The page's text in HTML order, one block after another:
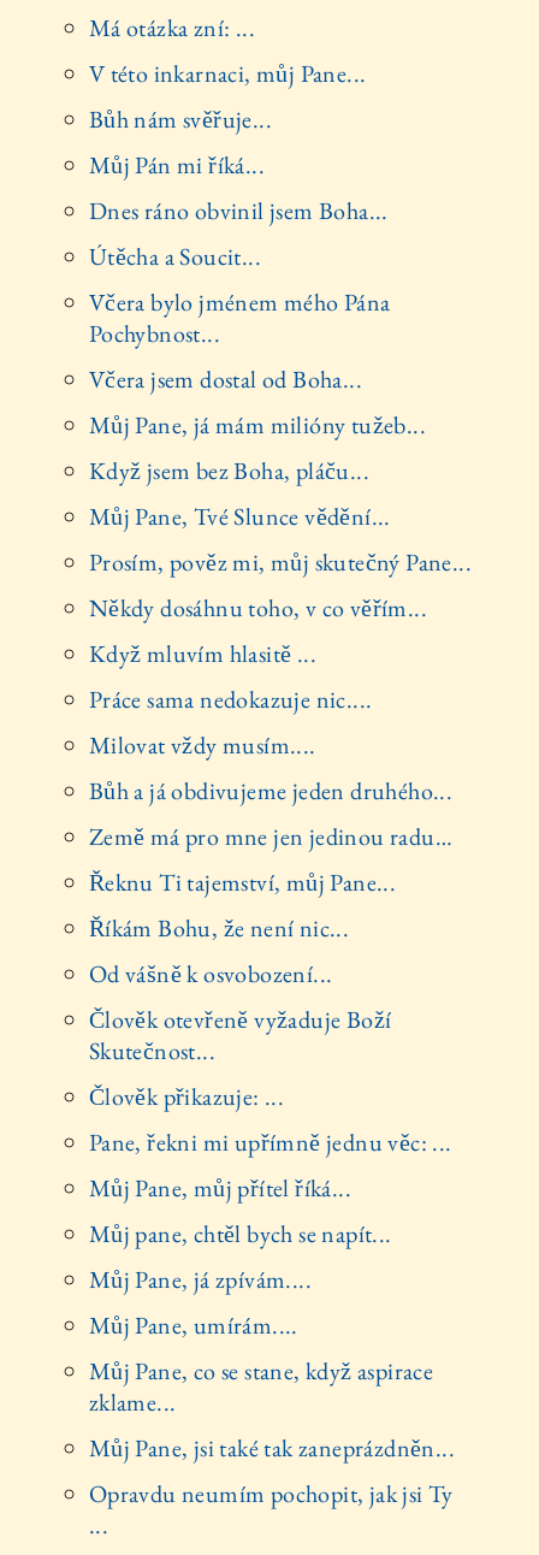
Má otázka zní: ...
V této inkarnaci, můj Pane...
Bůh nám svěřuje...
Můj Pán mi říká...
Dnes ráno obvinil jsem Boha...
Útěcha a Soucit...
Včera bylo jménem mého Pána
Pochybnost...
Včera jsem dostal od Boha...
Můj Pane, já mám milióny tužeb...
Když jsem bez Boha, pláču...
Můj Pane, Tvé Slunce vědění...
Prosím, pověz mi, můj skutečný Pane...
Někdy dosáhnu toho, v co věřím...
Když mluvím hlasitě ...
Práce sama nedokazuje nic....
Milovat vždy musím....
Bůh a já obdivujeme jeden druhého...
Země má pro mne jen jedinou radu…
Řeknu Ti tajemství, můj Pane...
Říkám Bohu, že není nic...
Od vášně k osvobození...
Člověk otevřeně vyžaduje Boží
Skutečnost...
Člověk přikazuje: ...
Pane, řekni mi upřímně jednu věc: ...
Můj Pane, můj přítel říká...
Můj pane, chtěl bych se napít...
Můj Pane, já zpívám....
Můj Pane, umírám....
Můj Pane, co se stane, když aspirace
zklame...
Můj Pane, jsi také tak zaneprázdněn...
Opravdu neumím pochopit, jak jsi Ty
...